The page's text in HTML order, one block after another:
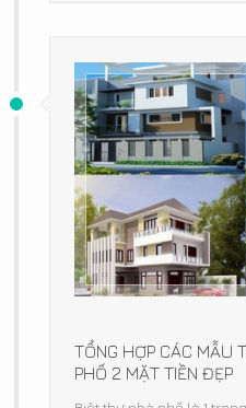
TỔNG HỢP CÁC MẪU
PHỐ 2 MẶT TIỀN ĐẸP